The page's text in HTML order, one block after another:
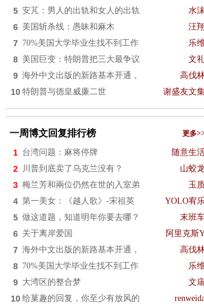
5 安芃：男人的出轨和女人的出轨 水
6 美国斩杀线：愚昧和麻木 汪翔
7 70%美国大学毕业生找不到工作 乐
8 美国巨变：特朗普把三大最争议 文
9 海外中文出版的新路基本开通， 高伐
10 特朗普与德皇威廉二世 谢盛友文
一周博文回复排行榜 更多
1 台湾问题：麻将停牌 随意生
2 川普到底卖了乌克兰没有？ 山蛟
3 梅兰芳和兩位仍然在世的入室弟 玉
4 第一美女：《越人歌》-宋祖英 YOLO宥
5 做这道题，知道明年你要去哪？ 末班
6 关于离岸爱国 阿里克斯
7 海外中文出版的新路基本开通， 高伐
8 70%美国大学毕业生找不到工作 乐
9 大湾区的整合梦 文
10 给菓趣的回复，你至少有放风的